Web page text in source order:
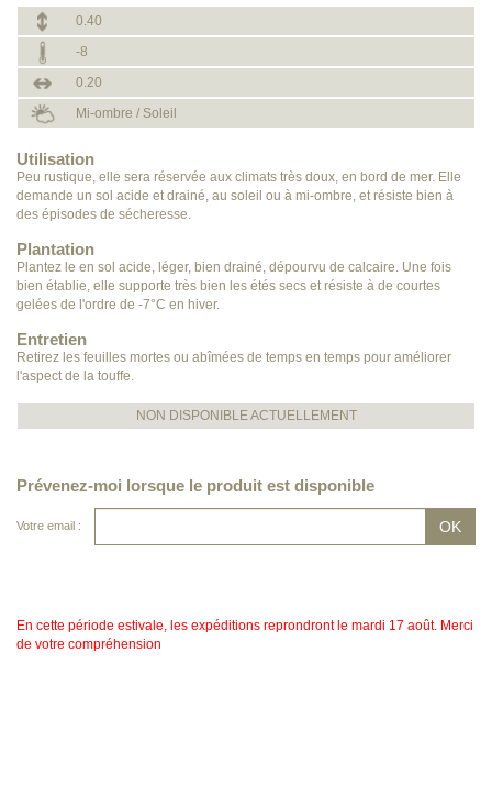
0.40
-8
0.20
Mi-ombre / Soleil
Utilisation
Peu rustique, elle sera réservée aux climats très doux, en bord de mer. Elle
demande un sol acide et drainé, au soleil ou à mi-ombre, et résiste bien à
des épisodes de sécheresse.
Plantation
Plantez le en sol acide, léger, bien drainé, dépourvu de calcaire. Une fois
bien établie, elle supporte très bien les étés secs et résiste à de courtes
gelées de l'ordre de -7°C en hiver.
Entretien
Retirez les feuilles mortes ou abîmées de temps en temps pour améliorer
l'aspect de la touffe.
NON DISPONIBLE ACTUELLEMENT
Prévenez-moi lorsque le produit est disponible
Votre email :
En cette période estivale, les expéditions reprondront le mardi 17 août. Merci
de votre compréhension